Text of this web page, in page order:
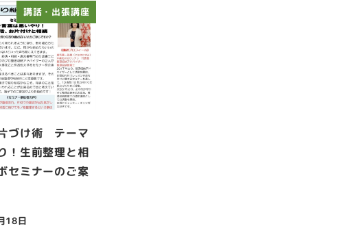
講話・出張講座
づけ術 テーマ
！生前整理と相
セミナーのご案
18日